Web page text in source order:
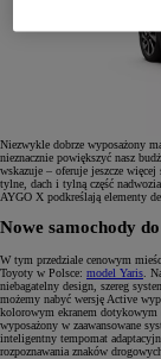
Niezwykle dobrze wyposażony
nieznacznie powiększyć nasz
wskazuje – oferuje jeszcze
tylne, dach i tylną część
AYGO X podkreślają elementy
Nowe samochody
W tym przedziale cenowym
Toyoty w Polsce: model Yaris .
niebagatelny design, szereg
możemy nabyć wersję Active
kolorowym ekranem
wyposażony w zaawansowane
inteligentny tempomat
rozpoznawania znaków